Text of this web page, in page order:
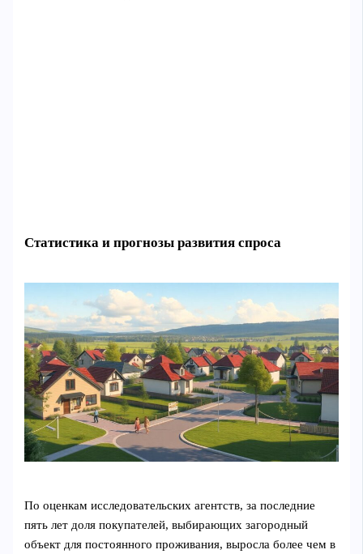
Статистика и прогнозы развития спроса
По оценкам исследовательских агентств, за последние
пять лет доля покупателей, выбирающих загородный
объект для постоянного проживания, выросла более чем в